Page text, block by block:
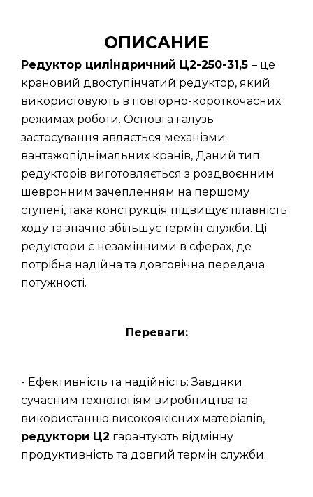
ОПИСАНИЕ
Редуктор циліндричний Ц2-250-31,5 – це
крановий двоступінчатий редуктор, який
використовують в повторно-короткочасних
режимах роботи. Основга галузь
застосування являється механізми
вантажопіднімальних кранів, Даний тип
редукторів виготовляється з роздвоєнним
шевронним зачепленням на першому
ступені, така конструкція підвищує плавність
ходу та значно збільшує термін служби. Ці
редуктори є незамінними в сферах, де
потрібна надійна та довговічна передача
потужності.
Переваги:
- Ефективність та надійність: Завдяки
сучасним технологіям виробництва та
використанню високоякісних матеріалів,
редуктори Ц2 гарантують відмінну
продуктивність та довгий термін служби.